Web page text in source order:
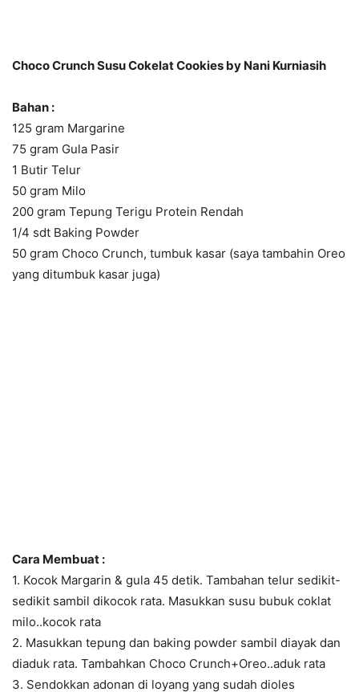
Choco Crunch Susu Cokelat Cookies by Nani Kurniasih
Bahan :
125 gram Margarine
75 gram Gula Pasir
1 Butir Telur
50 gram Milo
200 gram Tepung Terigu Protein Rendah
1/4 sdt Baking Powder
50 gram Choco Crunch, tumbuk kasar (saya tambahin Oreo
yang ditumbuk kasar juga)
Cara Membuat :
1. Kocok Margarin & gula 45 detik. Tambahan telur sedikit-
sedikit sambil dikocok rata. Masukkan susu bubuk coklat
milo..kocok rata
2. Masukkan tepung dan baking powder sambil diayak dan
diaduk rata. Tambahkan Choco Crunch+Oreo..aduk rata
3. Sendokkan adonan di loyang yang sudah dioles